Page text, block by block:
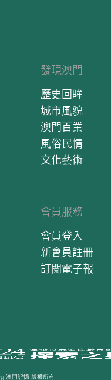
發現澳門
歷史回眸
城市風貌
澳門百業
風俗民情
文化藝術
會員服務
會員登入
新會員註冊
訂閱電子報
澳門記憶 版權所有